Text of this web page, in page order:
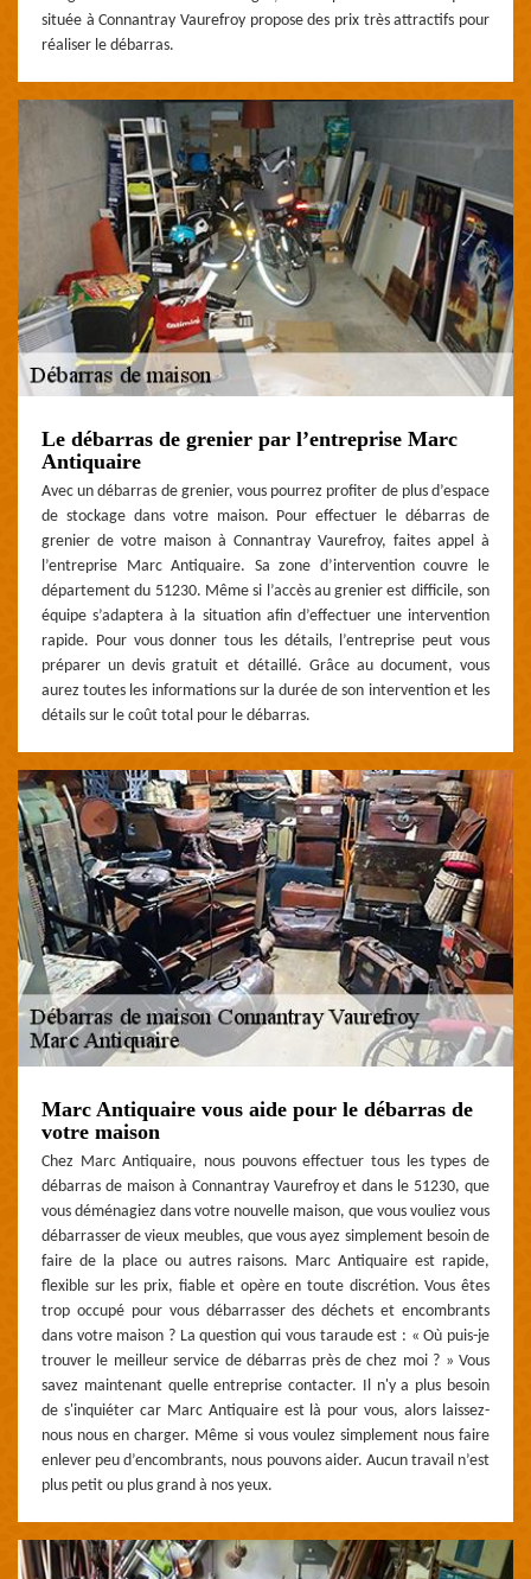
située à Connantray Vaurefroy propose des prix très attractifs pour
réaliser le débarras.
Le débarras de grenier par l’entreprise Marc
Antiquaire
Avec un débarras de grenier, vous pourrez profiter de plus d’espace
de stockage dans votre maison. Pour effectuer le débarras de
grenier de votre maison à Connantray Vaurefroy, faites appel à
l’entreprise Marc Antiquaire. Sa zone d’intervention couvre le
département du 51230. Même si l’accès au grenier est difficile, son
équipe s’adaptera à la situation afin d’effectuer une intervention
rapide. Pour vous donner tous les détails, l’entreprise peut vous
préparer un devis gratuit et détaillé. Grâce au document, vous
aurez toutes les informations sur la durée de son intervention et les
détails sur le coût total pour le débarras.
Marc Antiquaire vous aide pour le débarras de
votre maison
Chez Marc Antiquaire, nous pouvons effectuer tous les types de
débarras de maison à Connantray Vaurefroy et dans le 51230, que
vous déménagiez dans votre nouvelle maison, que vous vouliez vous
débarrasser de vieux meubles, que vous ayez simplement besoin de
faire de la place ou autres raisons. Marc Antiquaire est rapide,
flexible sur les prix, fiable et opère en toute discrétion. Vous êtes
trop occupé pour vous débarrasser des déchets et encombrants
dans votre maison ? La question qui vous taraude est : « Où puis-je
trouver le meilleur service de débarras près de chez moi ? » Vous
savez maintenant quelle entreprise contacter. Il n'y a plus besoin
de s'inquiéter car Marc Antiquaire est là pour vous, alors laissez-
nous nous en charger. Même si vous voulez simplement nous faire
enlever peu d’encombrants, nous pouvons aider. Aucun travail n’est
plus petit ou plus grand à nos yeux.